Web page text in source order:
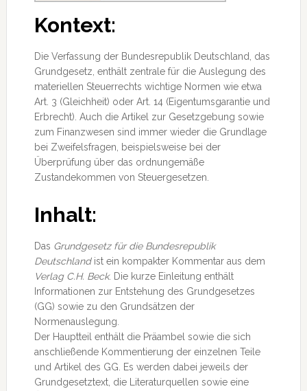
Kontext:
Die Verfassung der Bundesrepublik Deutschland, das
Grundgesetz, enthält zentrale für die Auslegung des
materiellen Steuerrechts wichtige Normen wie etwa
Art. 3 (Gleichheit) oder Art. 14 (Eigentumsgarantie und
Erbrecht). Auch die Artikel zur Gesetzgebung sowie
zum Finanzwesen sind immer wieder die Grundlage
bei Zweifelsfragen , beispielsweise bei der
Überprüfung über das ordnungemäße
Zustandekommen von Steuergesetzen.
Inhalt:
Das Grundgesetz für die Bundesrepublik
Deutschlandist ein kompakter Kommentar aus dem
Verlag C.H. Beck. Die kurze Einleitung enthält
Informationen zur Entstehung des Grundgesetzes
(GG) sowie zu den Grundsätzen der
Normenauslegung.
Der Hauptteil enthält die Präambel sowie die sich
anschließende Kommentierung der einzelnen Teile
und Artikel des GG. Es werden dabei jeweils der
Grundgesetztext, die Literaturquellen sowie eine